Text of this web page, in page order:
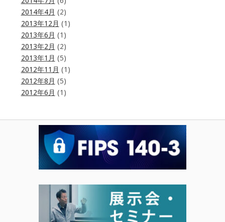
2014年4月 (2)
2013年12月 (1)
2013年6月 (1)
2013年2月 (2)
2013年1月 (5)
2012年11月 (1)
2012年8月 (5)
2012年6月 (1)